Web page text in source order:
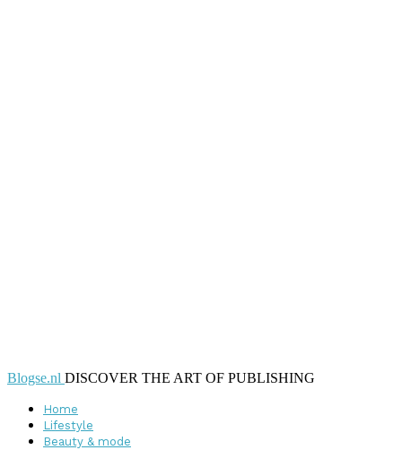
Blogse.nl DISCOVER THE ART OF PUBLISHING
Home
Lifestyle
Beauty & mode